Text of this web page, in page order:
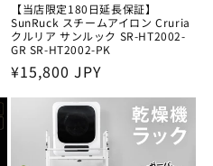
【当店限定180日延長保証】
SunRuck スチームアイロン Cruria
クルリア サンルック SR-HT2002-
GR SR-HT2002-PK
通
常
¥15,800 JPY